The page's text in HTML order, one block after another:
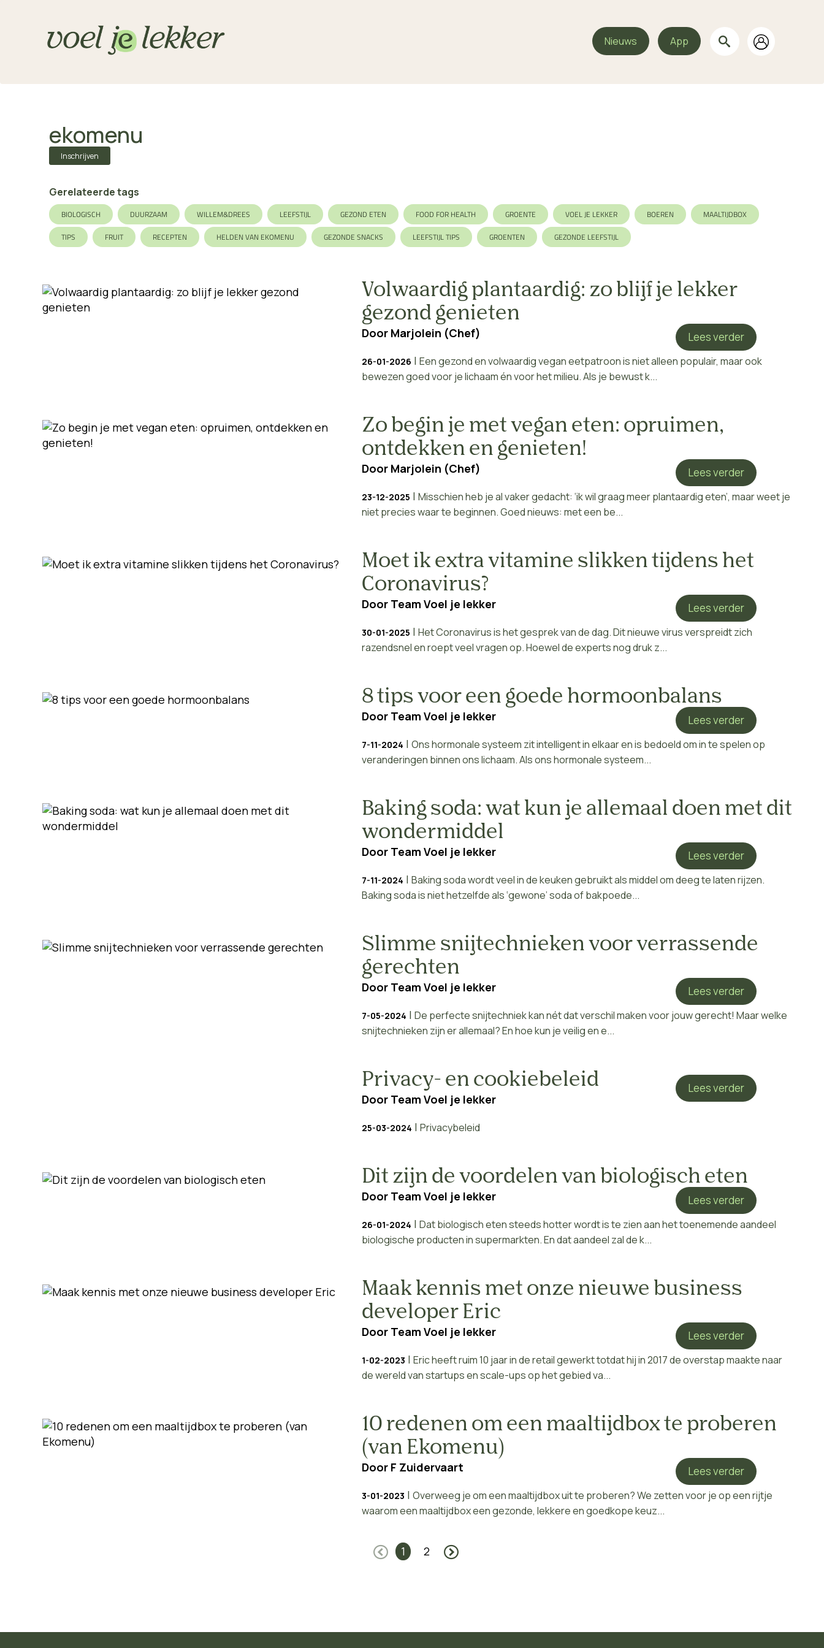
Nieuws App
ekomenu
Inschrijven
Gerelateerde tags
BIOLOGISCH DUURZAAM WILLEM&DREES LEEFSTIJL GEZOND ETEN FOOD FOR HEALTH GROENTE VOEL JE LEKKER BOEREN
MAALTIJDBOX
TIPS
FRUIT RECEPTEN HELDEN VAN EKOMENU GEZONDE SNACKS LEEFSTIJL TIPS GROENTEN GEZONDE LEEFSTIJL
Volwaardig plantaardig: zo blijf je lekker
gezond genieten
Door Marjolein (Chef)
26-01-2026 | Een gezond en volwaardig vegan eetpatroon is niet alleen populair, maar ook
bewezen goed voor je lichaam én voor het milieu. Als je bewust k...
Lees verder
Zo begin je met vegan eten: opruimen,
ontdekken en genieten!
Door Marjolein (Chef)
23-12-2025 | Misschien heb je al vaker gedacht: ‘ik wil graag meer plantaardig eten’, maar weet je
niet precies waar te beginnen. Goed nieuws: met een be...
Lees verder
Moet ik extra vitamine slikken tijdens het
Coronavirus?
Door Team Voel je lekker
30-01-2025 | Het Coronavirus is het gesprek van de dag. Dit nieuwe virus verspreidt zich
razendsnel en roept veel vragen op. Hoewel de experts nog druk z...
Lees verder
8 tips voor een goede hormoonbalans
Door Team Voel je lekker
7-11-2024 | Ons hormonale systeem zit intelligent in elkaar en is bedoeld om in te spelen op
veranderingen binnen ons lichaam. Als ons hormonale systeem...
Lees verder
Baking soda: wat kun je allemaal doen met dit
wondermiddel
Door Team Voel je lekker
7-11-2024 | Baking soda wordt veel in de keuken gebruikt als middel om deeg te laten rijzen.
Baking soda is niet hetzelfde als ‘gewone’ soda of bakpoede...
Lees verder
Slimme snijtechnieken voor verrassende
gerechten
Door Team Voel je lekker
7-05-2024 | De perfecte snijtechniek kan nét dat verschil maken voor jouw gerecht! Maar welke
snijtechnieken zijn er allemaal? En hoe kun je veilig en e...
Lees verder
Privacy- en cookiebeleid
Door Team Voel je lekker
25-03-2024 | Privacybeleid
Lees verder
Dit zijn de voordelen van biologisch eten
Door Team Voel je lekker
26-01-2024 | Dat biologisch eten steeds hotter wordt is te zien aan het toenemende aandeel
biologische producten in supermarkten. En dat aandeel zal de k...
Lees verder
Maak kennis met onze nieuwe business
developer Eric
Door Team Voel je lekker
1-02-2023 | Eric heeft ruim 10 jaar in de retail gewerkt totdat hij in 2017 de overstap maakte naar
de wereld van startups en scale-ups op het gebied va...
Lees verder
10 redenen om een maaltijdbox te proberen
(van Ekomenu)
Door F Zuidervaart
3-01-2023 | Overweeg je om een maaltijdbox uit te proberen? We zetten voor je op een rijtje
waarom een maaltijdbox een gezonde, lekkere en goedkope keuz...
Lees verder
1 2